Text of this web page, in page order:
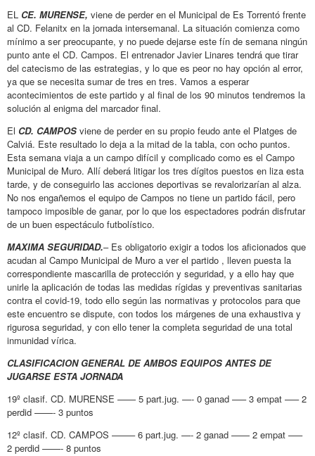
EL CE. MURENSE, viene de perder en el Municipal de Es Torrentó frente
al CD. Felanitx en la jornada intersemanal. La situación comienza como
mínimo a ser preocupante, y no puede dejarse este fín de semana ningún
punto ante el CD. Campos. El entrenador Javier Linares tendrá que tirar
del catecismo de las estrategias, y lo que es peor no hay opción al error,
ya que se necesita sumar de tres en tres. Vamos a esperar
acontecimientos de este partido y al final de los 90 minutos tendremos la
solución al enigma del marcador final.
El CD. CAMPOS viene de perder en su propio feudo ante el Platges de
Calviá. Este resultado lo deja a la mitad de la tabla, con ocho puntos.
Esta semana viaja a un campo difícil y complicado como es el Campo
Municipal de Muro. Allí deberá litigar los tres dígitos puestos en liza esta
tarde, y de conseguirlo las acciones deportivas se revalorizarían al alza.
No nos engañemos el equipo de Campos no tiene un partido fácil, pero
tampoco imposible de ganar, por lo que los espectadores podrán disfrutar
de un buen espectáculo futbolístico.
MAXIMA SEGURIDAD.– Es obligatorio exigir a todos los aficionados que
acudan al Campo Municipal de Muro a ver el partido , lleven puesta la
correspondiente mascarilla de protección y seguridad, y a ello hay que
unirle la aplicación de todas las medidas rígidas y preventivas sanitarias
contra el covid-19, todo ello según las normativas y protocolos para que
este encuentro se dispute, con todos los márgenes de una exhaustiva y
rigurosa seguridad, y con ello tener la completa seguridad de una total
inmunidad vírica.
CLASIFICACION GENERAL DE AMBOS EQUIPOS ANTES DE
JUGARSE ESTA JORNADA
19º clasif. CD. MURENSE —— 5 part.jug. —- 0 ganad —– 3 empat —– 2
perdid ——- 3 puntos
12º clasif. CD. CAMPOS ——– 6 part.jug. —- 2 ganad —— 2 empat —–
2 perdid ——- 8 puntos